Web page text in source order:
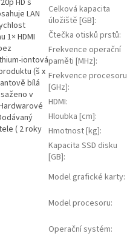
LAN
1× HDMI
iontová
(š x
bílá
v
( 2 roky
Celková kapacita
úložiště [GB]:
Čtečka otisků prstů:
Frekvence operační
paměti [MHz]:
Frekvence procesoru
[GHz]:
HDMI:
Hloubka [cm]:
Hmotnost [kg]:
Kapacita SSD disku
[GB]:
Model grafické karty:
Model procesoru:
Operační systém: